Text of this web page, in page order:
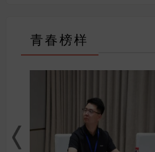
青春榜样